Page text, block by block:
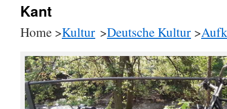
Kant
Home >Kultur >Deutsche Kultur >